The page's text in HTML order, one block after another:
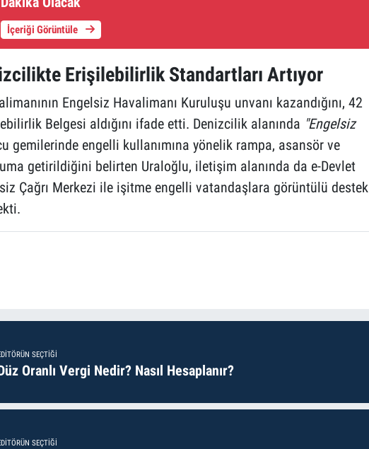
İçeriği Görüntüle
Erişilebilirlik Standartları Artıyor
Engelsiz Havalimanı Kuruluşu unvanı kazandığını, 42
Belgesi aldığını ifade etti. Denizcilik alanında "Engelsiz
gemilerinde engelli kullanımına yönelik rampa, asansör ve
getirildiğini belirten Uraloğlu, iletişim alanında da e-Devlet
Çağrı Merkezi ile işitme engelli vatandaşlara görüntülü destek
SEÇTIĞI
Oranlı Vergi Nedir? Nasıl Hesaplanır?
SEÇTIĞI